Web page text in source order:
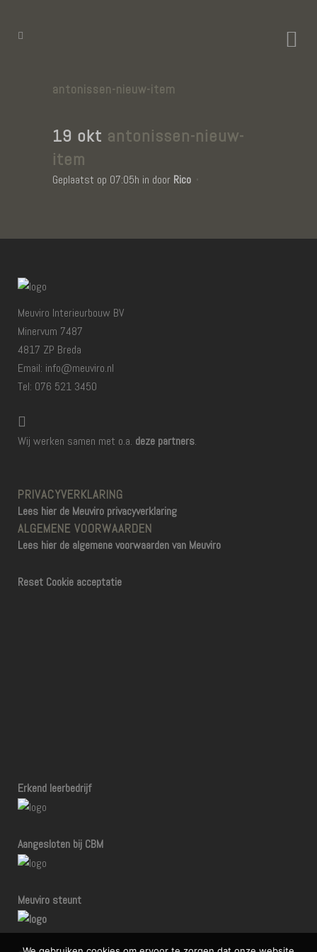
antonissen-nieuw-item
19 okt antonissen-nieuw-
item
Geplaatst op 07:05h in door Rico
Meuviro Interieurbouw BV
Minervum 7487
4817 ZP Breda
Email: info@meuviro.nl
Tel: 076 521 3450
Wij werken samen met o.a. deze partners.
PRIVACYVERKLARING
Lees hier de Meuviro privacyverklaring
ALGEMENE VOORWAARDEN
Lees hier de algemene voorwaarden van Meuviro
Reset Cookie acceptatie
Erkend leerbedrijf
Aangesloten bij CBM
Meuviro steunt